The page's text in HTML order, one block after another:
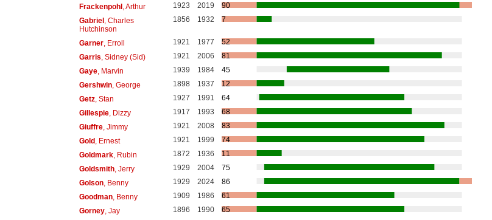
Frackenpohl , Arthur 1923 2019
90
Gabriel , Charles
Hutchinson
1856 1932 7
Garner, Erroll 1921 1977
52
Garris, Sidney (Sid) 1921 2006
81
Gaye, Marvin 1939 1984
45
Gershwin, George 1898 1937
12
Getz, Stan 1927 1991
64
Gillespie, Dizzy 1917 1993
68
Giuffre, Jimmy 1921 2008
83
Gold , Ernest 1921 1999
74
Goldmark, Rubin 1872 1936
11
Goldsmith, Jerry 1929 2004
75
Golson, Benny 1929 2024
86
Goodman, Benny 1909 1986
61
Gorney, Jay 1896 1990
65